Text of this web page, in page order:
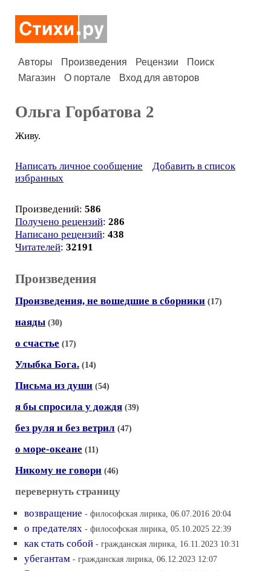
Авторы Произведения Рецензии
Поиск
Магазин
О портале Вход для авторов
Ольга Горбатова 2
Живу.
Написать личное сообщение
Добавить в список
избранных
Произведений: 586
Получено рецензий: 286
Написано рецензий: 438
Читателей: 32191
Произведения
Произведения, не вошедшие в сборники (17)
наяды (30)
о счастье (17)
Улыбка Бога. (14)
Письма из души (54)
я бы спросила у дождя (39)
без руля и без ветрил (47)
о море-океане (11)
Никому не говори (46)
перевернуть страницу
возвращение - философская лирика, 06.07.2016 20:04
о предателях - философская лирика, 05.10.2025 22:39
как стать собой - гражданская лирика, 16.11.2023 10:31
убегантам - гражданская лирика, 06.12.2023 12:07